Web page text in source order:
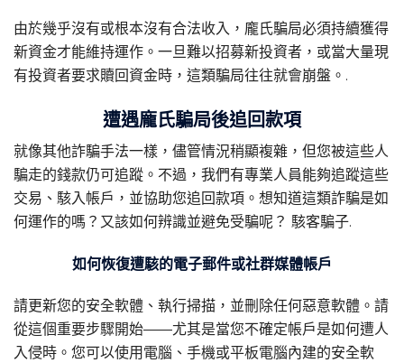
由於幾乎沒有或根本沒有合法收入，龐氏騙局必須持續獲得
新資金才能維持運作。一旦難以招募新投資者，或當大量現
有投資者要求贖回資金時，這類騙局往往就會崩盤。.
遭遇龐氏騙局後追回款項
就像其他詐騙手法一樣，儘管情況稍顯複雜，但您被這些人
騙走的錢款仍可追蹤。不過，我們有專業人員能夠追蹤這些
交易、駭入帳戶，並協助您追回款項。想知道這類詐騙是如
何運作的嗎？又該如何辨識並避免受騙呢？ 駭客騙子.
如何恢復遭駭的電子郵件或社群媒體帳戶
請更新您的安全軟體、執行掃描，並刪除任何惡意軟體。請
從這個重要步驟開始——尤其是當您不確定帳戶是如何遭人
入侵時。您可以使用電腦、手機或平板電腦內建的安全軟